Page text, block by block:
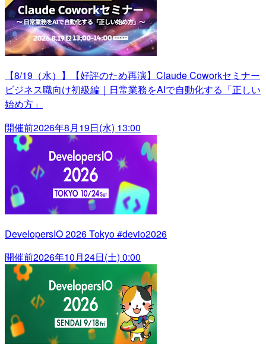
【8/19（水）】【好評のため再演】Claude Coworkセミナー
ビジネス職向け初級編｜日常業務をAIで自動化する「正しい
始め方」
開催前2026年8月19日(水) 13:00
DevelopersIO 2026 Tokyo #devio2026
開催前2026年10月24日(土) 0:00